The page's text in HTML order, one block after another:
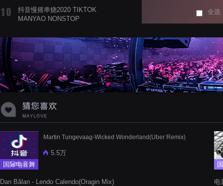
抖音慢摇串烧2020 TIKTOK
MANYAO NONSTOP
蝉爸爸妈妈爱存在夏天的风是想你的
声音啊
全选
国际电音舞
Martin Tungevaag-Wicked Wonderland(Uber Remix)
5.5万
Dan Bălan - Lendo Calendo(Oragin Mix)
电